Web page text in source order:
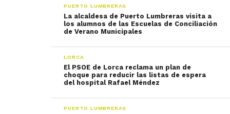
PUERTO LUMBRERAS
La alcaldesa de Puerto Lumbreras visita a
los alumnos de las Escuelas de Conciliación
de Verano Municipales
LORCA
El PSOE de Lorca reclama un plan de
choque para reducir las listas de espera
del hospital Rafael Méndez
PUERTO LUMBRERAS